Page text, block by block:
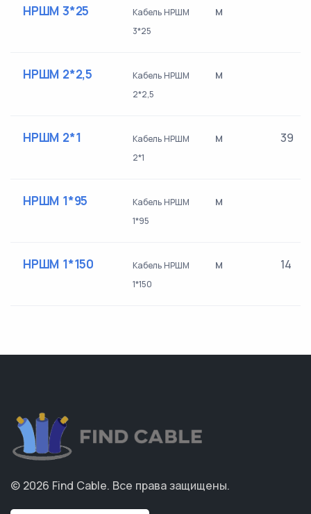
НРШМ 3*25
Кабель НРШМ
3*25
м
НРШМ 2*2,5
Кабель НРШМ
2*2,5
м
НРШМ 2*1
Кабель НРШМ
2*1
м 39
НРШМ 1*95
Кабель НРШМ
1*95
м
НРШМ 1*150
Кабель НРШМ
1*150
м 14
© 2026 Find Cable. Все права защищены.